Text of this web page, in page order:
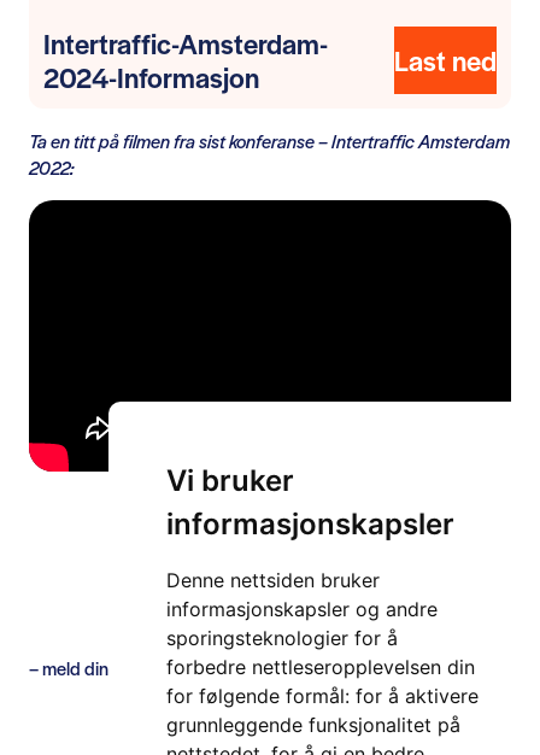
Vi bruker
informasjonskapsler
Denne nettsiden bruker
informasjonskapsler og andre
sporingsteknologier for å
forbedre nettleseropplevelsen din
for følgende formål: for å aktivere
grunnleggende funksjonalitet på
Intertraffic-Amsterdam-
2024-Informasjon
Last ned
Ta en titt på filmen fra sist konferanse – Intertraffic Amsterdam
2022:
Se listen over utstillere her.
Se programmet her.
Kjenner du at du interessert i å være med?
– meld din interesse til Jenny Simonsen på jenny.simonsen@its-
norway.no